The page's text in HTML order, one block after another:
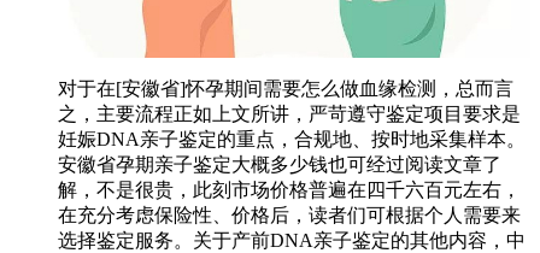
对于在[安徽省]怀孕期间需要怎么做血缘检测，总而言
之，主要流程正如上文所讲，严苛遵守鉴定项目要求是
妊娠DNA亲子鉴定的重点，合规地、按时地采集样本。
安徽省孕期亲子鉴定大概多少钱也可经过阅读文章了
解，不是很贵，此刻市场价格普遍在四千六百元左右，
在充分考虑保险性、价格后，读者们可根据个人需要来
选择鉴定服务。关于产前DNA亲子鉴定的其他内容，中